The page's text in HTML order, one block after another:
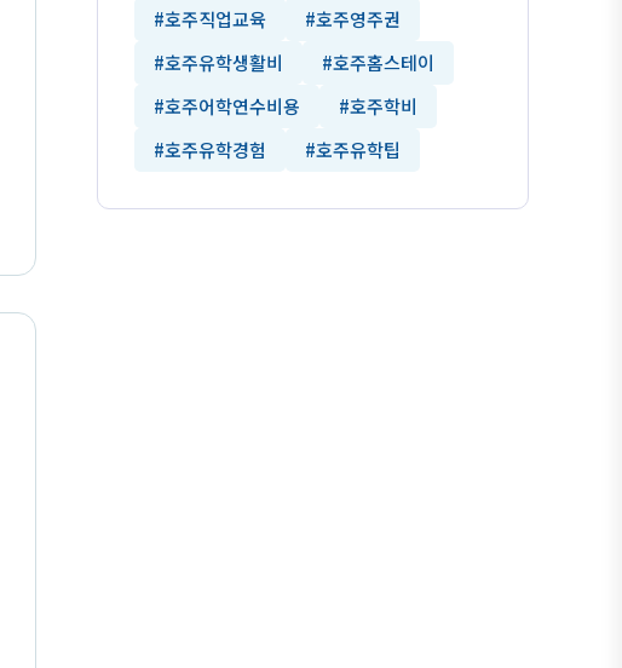
#호주직업교육
#호주영주권
#호주유학생활비
#호주홈스테이
#호주어학연수비용
#호주학비
#호주유학경험
#호주유학팁